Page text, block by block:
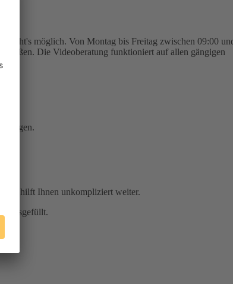
möglich. Von Montag bis Freitag zwischen 09:00
Die Videoberatung funktioniert auf allen gängigen
und hilft Ihnen unkompliziert weiter.